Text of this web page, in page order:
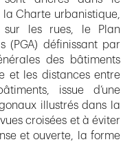
Charte urbanistique,
sur les rues, le Plan
(PGA) définissant par
des bâtiments
et les distances entre
issue d’une
illustrés dans la
croisées et à éviter
et ouverte, la forme